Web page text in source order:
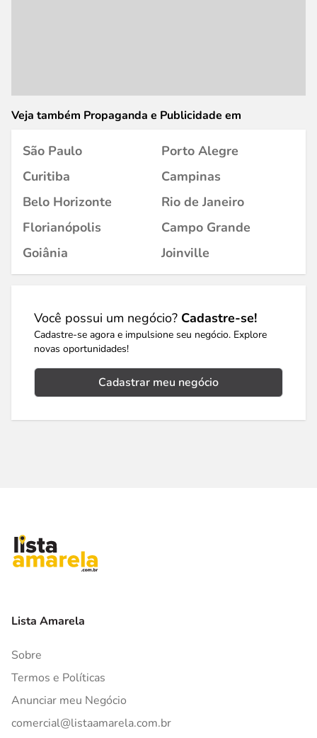
Veja também Propaganda e Publicidade em
São Paulo
Porto Alegre
Curitiba
Campinas
Belo Horizonte
Rio de Janeiro
Florianópolis
Campo Grande
Goiânia
Joinville
Você possui um negócio? Cadastre-se!
Cadastre-se agora e impulsione seu negócio. Explore
novas oportunidades!
Cadastrar meu negócio
Lista Amarela
Sobre
Termos e Políticas
Anunciar meu Negócio
comercial@listaamarela.com.br